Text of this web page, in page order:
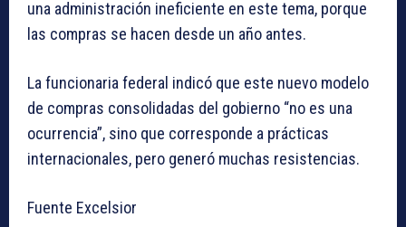
una administración ineficiente en este tema, porque
las compras se hacen desde un año antes.
La funcionaria federal indicó que este nuevo modelo
de compras consolidadas del gobierno “no es una
ocurrencia”, sino que corresponde a prácticas
internacionales, pero generó muchas resistencias.
Fuente Excelsior